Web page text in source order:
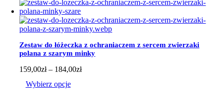
wiele
wariantów.
Opcje
można
wybrać
na
stronie
produktu
Zestaw do łóżeczka z ochraniaczem z sercem zwierzaki
polana z szarym minky
159,00zł – 184,00złZakres
Wybierz opcje